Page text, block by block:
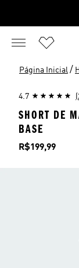
Página Inicial /
4.7
SHORT DE
BASE
Preço
R$199,99